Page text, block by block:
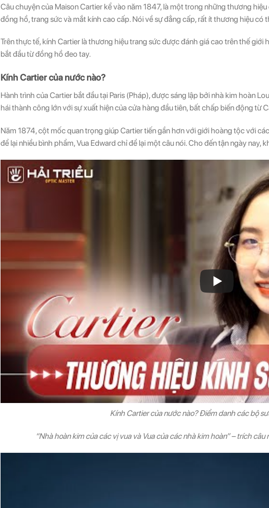
Câu chuyện của Maison Cartier kể vào năm 1847, là một trong những thương
đồng hồ, trang sức và mắt kính cao cấp. Nói về sự đẳng cấp, rất ít thương hiệu có
Trên thực tế, kính Cartier là thương hiệu trang sức được đánh giá cao trên thế giới
bắt đầu từ đồng hồ đeo tay.
Kính Cartier của nước nào?
Hành trình của Cartier bắt đầu tại Paris (Pháp), được sáng lập bởi nhà kim hoàn
hái thành công lớn với sự xuất hiện của cửa hàng đầu tiên, bất chấp biến động từ
Năm 1874, cột mốc quan trọng giúp Cartier tiến gần hơn với giới hoàng tộc với
để lại nhiều bình phẩm, Vua Edward chỉ để lại một câu nói. Cho đến tận ngày nay,
Kính Cartier của nước nào? Điểm danh các bộ
“Nhà hoàn kim của các vị vua và Vua của các nhà kim hoàn” – trích